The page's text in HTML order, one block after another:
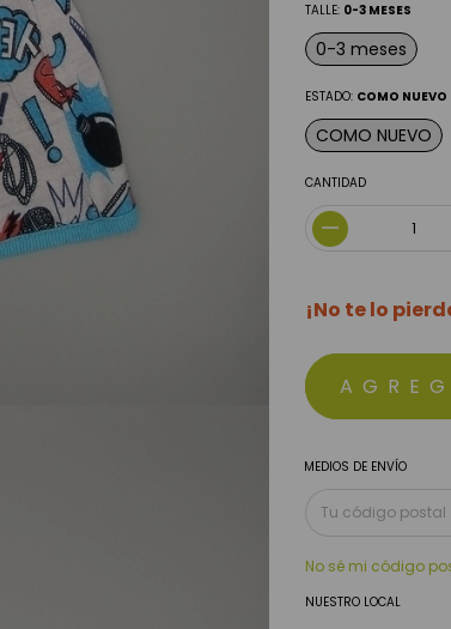
TALLE: 0-3 MESES
0-3 meses
ESTADO: COMO NUEVO
COMO NUEVO
CANTIDAD
¡No te lo
MEDIOS DE ENVÍO
No sé mi código
NUESTRO LOCAL